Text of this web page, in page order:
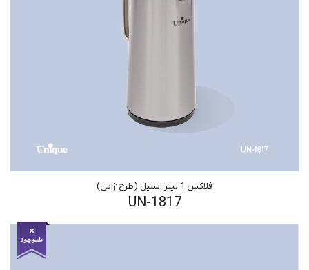
فلاکس 1 لیتر استیل (طرح ژاپن)
UN-1817